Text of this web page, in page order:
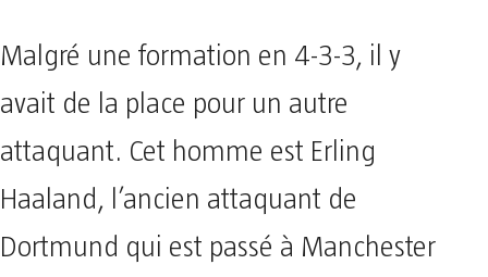
Malgré une formation en 4-3-3, il y
avait de la place pour un autre
attaquant. Cet homme est Erling
Haaland, l’ancien attaquant de
Dortmund qui est passé à Manchester